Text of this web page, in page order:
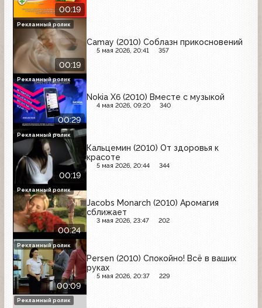
00:19
00:19
Camay (2010) Соблазн прикосновений
5 мая 2026, 20:41 357
Рекламный ролик
00:29
Nokia X6 (2010) Вместе с музыкой
4 мая 2026, 09:20 340
Рекламный ролик
00:19
Кальцемин (2010) От здоровья к
красоте
5 мая 2026, 20:44 344
Рекламный ролик
00:24
Jacobs Monarch (2010) Аромагия
сближает
3 мая 2026, 23:47 202
Рекламный ролик
00:09
Persen (2010) Спокойно! Всё в ваших
руках
5 мая 2026, 20:37 229
Рекламный ролик
Рекламный ролик